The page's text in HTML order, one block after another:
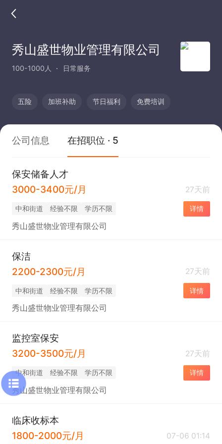
秀山盛世物业管理有限公司
100-1000人 日常服务
五险 加班补助 节日福利 免费培训
公司信息 在招职位 · 5
保安储备人才
3000-3400元/月
27天前
中和街道 经验不限 学历不限 详情
秀山盛世物业管理有限公司
保洁
2200-2300元/月
27天前
中和街道 经验不限 学历不限 详情
秀山盛世物业管理有限公司
监控室保安
3200-3500元/月
27天前
中和街道 经验不限 学历不限 详情
秀山盛世物业管理有限公司
临床收标本
1800-2000元/月
07-06 01:14